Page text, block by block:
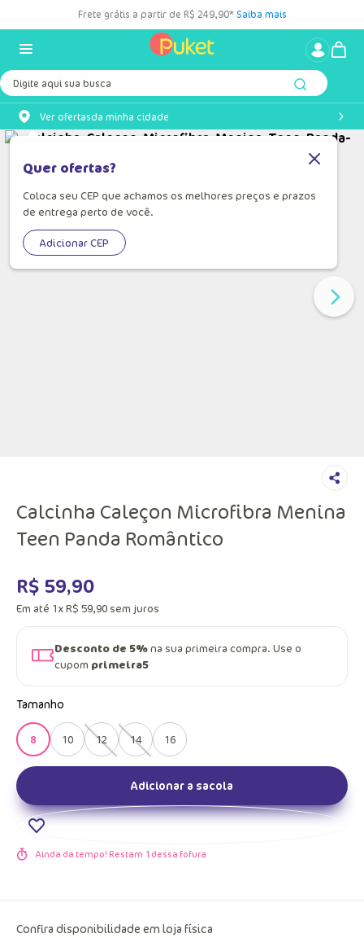
Frete grátis a partir de R$ 249,90* Saiba mais
Digite aqui sua busca
Ver ofertasda minha cidade
Quer ofertas?
Coloca seu CEP que achamos os melhores preços e prazos
de entrega perto de você.
Adicionar CEP
Calcinha Caleçon Microfibra Menina
Teen Panda Romântico
R$ 59,90
Em até 1xR$ 59,90 sem juros
Desconto de 5%na sua primeira compra. Use o
cupom primeira5
Tamanho
8 10 12 14 16
Adicionar a sacola